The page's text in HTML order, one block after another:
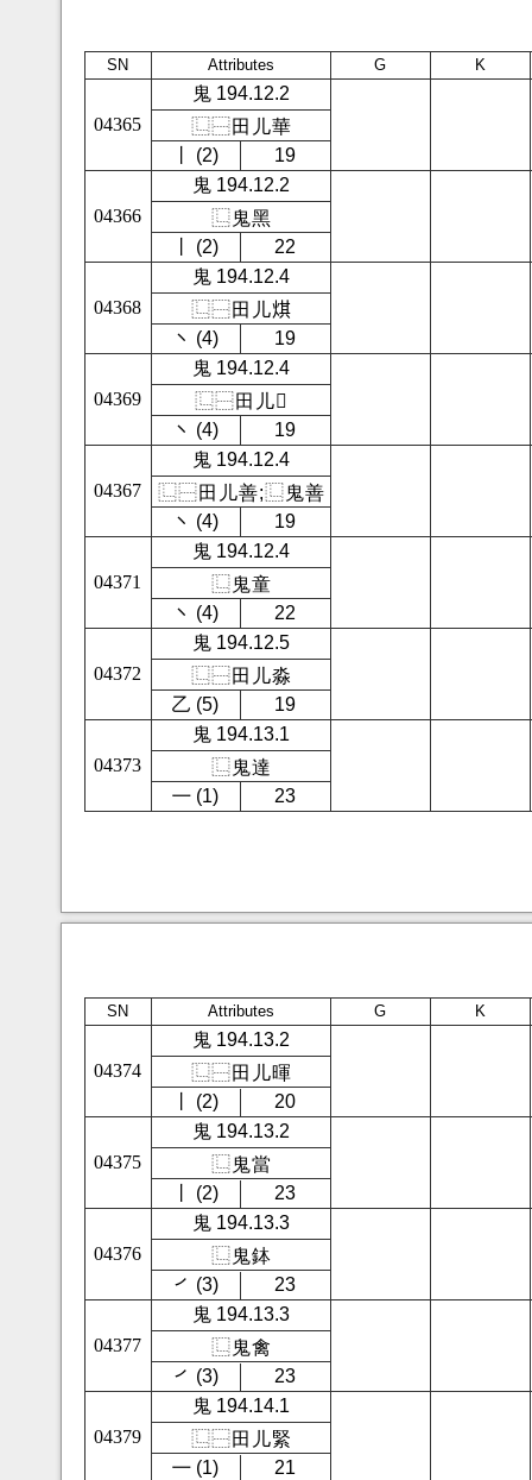
SN Attributes G K
04365
鬼 194.12.2
⿺⿱田 儿華
㇑ (2)
19
04366
鬼 194.12.2
⿺鬼黑
㇑ (2)
22
04368
鬼 194.12.4
⿺⿱田 儿𤊄
㇔ (4)
19
04369
鬼 194.12.4
⿺⿱田 儿𭴼
㇔ (4)
19
04367
鬼 194.12.4
⿺⿱田 儿善;⿺鬼善
㇔ (4)
19
04371
鬼 194.12.4
⿺鬼童
㇔ (4)
22
04372
鬼 194.12.5
⿺⿱田 儿淼
㇠ (5)
19
04373
鬼 194.13.1
⿺鬼達
㇐ (1)
23
SN Attributes G K
04374
鬼 194.13.2
⿺⿱田 儿暉
㇑ (2)
20
04375
鬼 194.13.2
⿺鬼當
㇑ (2)
23
04376
鬼 194.13.3
⿺鬼鉢
㇒ (3)
23
04377
鬼 194.13.3
⿺鬼禽
㇒ (3)
23
04379
鬼 194.14.1
⿺⿱田 儿緊
㇐ (1)
21